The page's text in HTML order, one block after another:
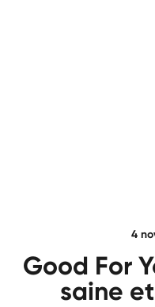
4
Good For
saine